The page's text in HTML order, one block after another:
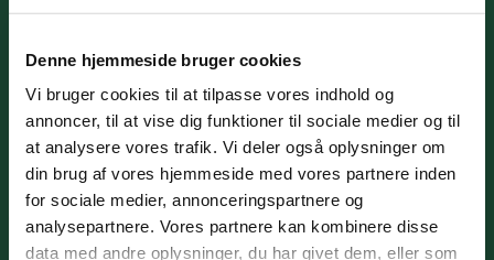
Denne hjemmeside bruger cookies
Vi bruger cookies til at tilpasse vores indhold og
annoncer, til at vise dig funktioner til sociale medier og til
at analysere vores trafik. Vi deler også oplysninger om
din brug af vores hjemmeside med vores partnere inden
for sociale medier, annonceringspartnere og
analysepartnere. Vores partnere kan kombinere disse
data med andre oplysninger, du har givet dem, eller som